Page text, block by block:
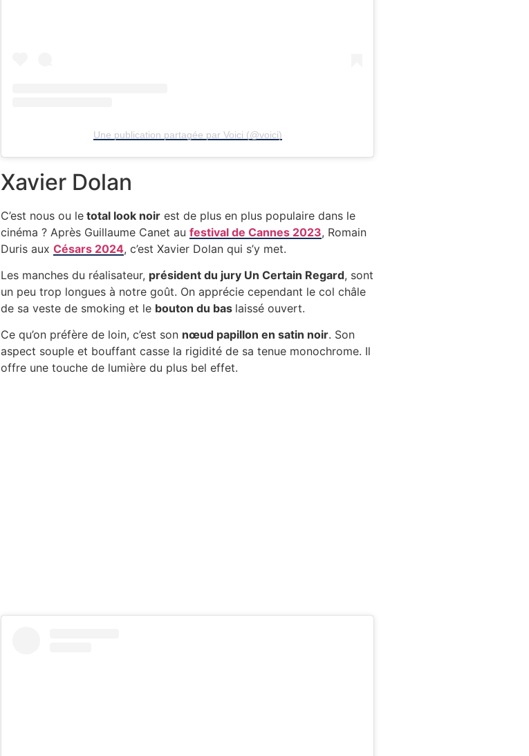
Une publication partagée par Voici (@voici)
Xavier Dolan
C’est nous ou le total look noir est de plus en plus populaire dans le
cinéma ? Après Guillaume Canet au festival de Cannes 2023, Romain
Duris aux Césars 2024, c’est Xavier Dolan qui s’y met.
Les manches du réalisateur, président du jury Un Certain Regard, sont
un peu trop longues à notre goût. On apprécie cependant le col châle
de sa veste de smoking et le bouton du bas laissé ouvert.
Ce qu’on préfère de loin, c’est son nœud papillon en satin noir. Son
aspect souple et bouffant casse la rigidité de sa tenue monochrome. Il
offre une touche de lumière du plus bel effet.